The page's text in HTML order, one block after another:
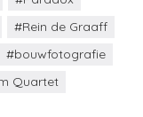
#Rein de Graaff
#bouwfotografie
Quartet